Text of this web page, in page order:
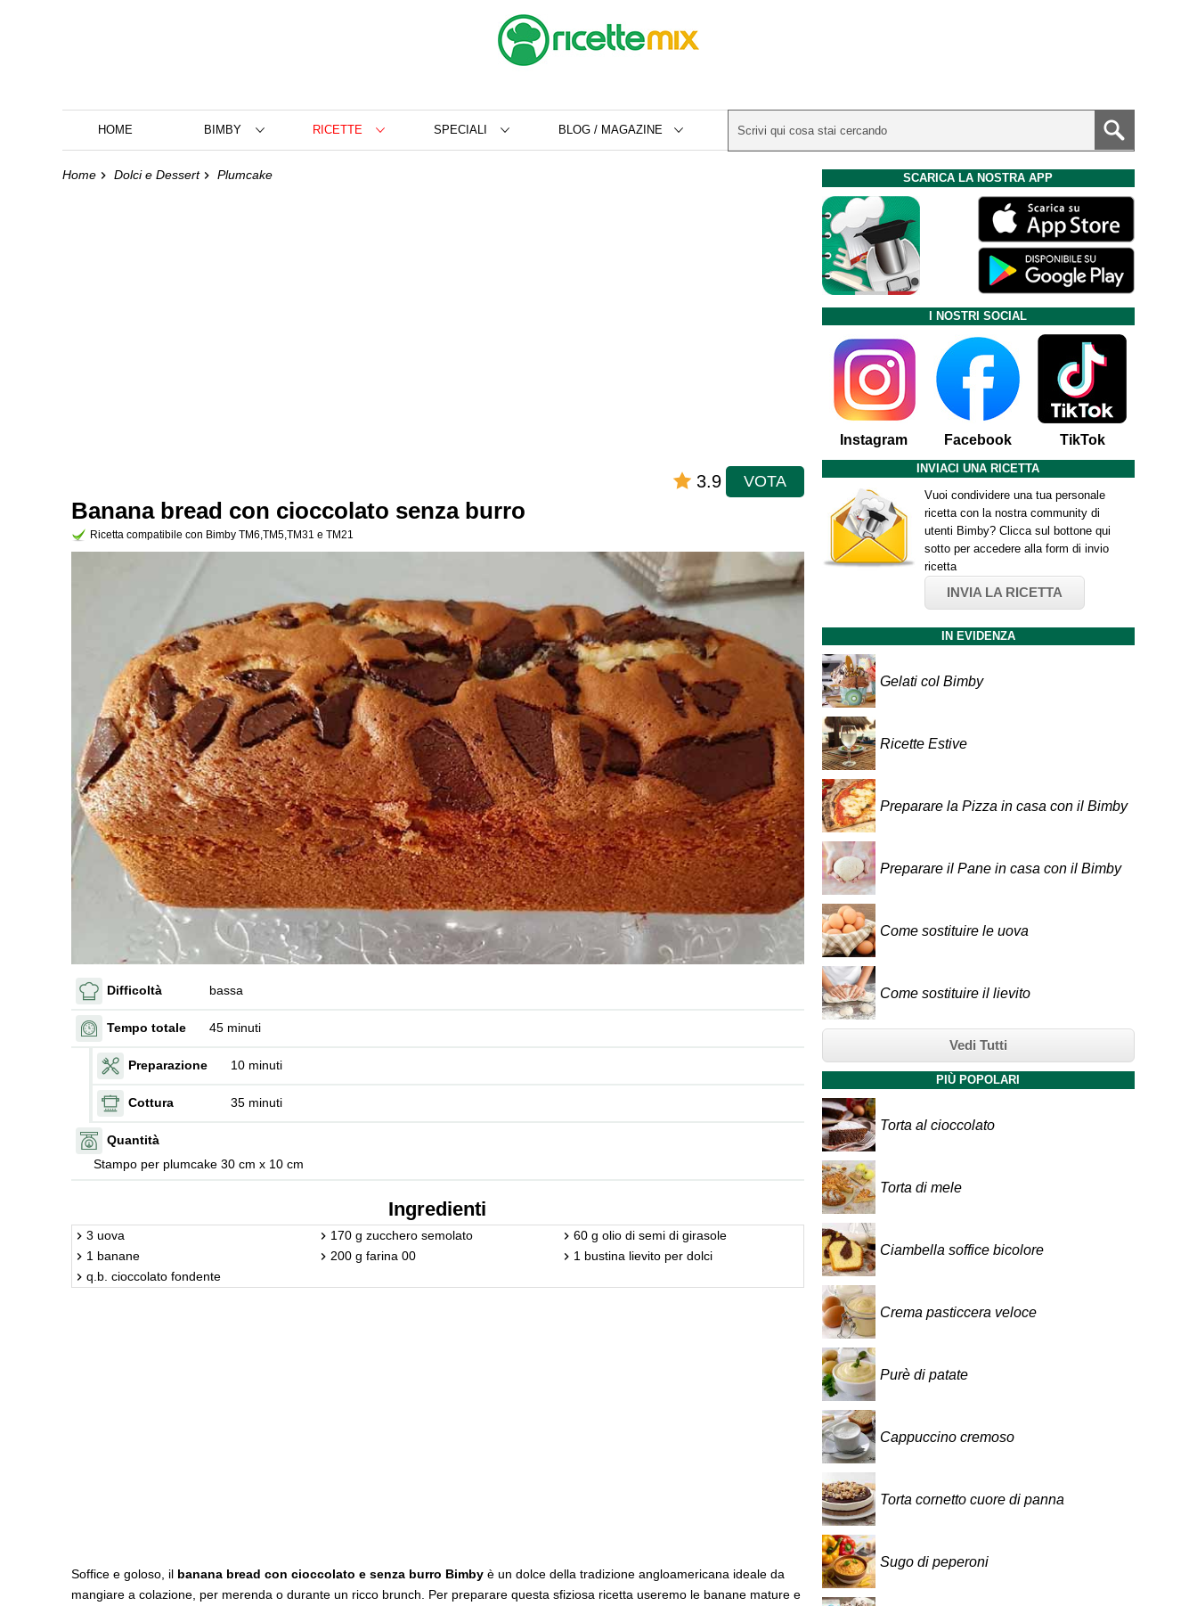
HOME BIMBY RICETTE SPECIALI BLOG / MAGAZINE
Home Dolci e Dessert Plumcake
3.9 VOTA
Banana bread con cioccolato senza burro
Ricetta compatibile con Bimby TM6,TM5,TM31 e TM21
Difficoltà bassa
Tempo totale 45 minuti
Preparazione 10 minuti
Cottura 35 minuti
Quantità
Stampo per plumcake 30 cm x 10 cm
Ingredienti
3 uova 170 g zucchero semolato
60 g olio di semi di girasole
1 banane
200 g farina 00
1 bustina lievito per dolci
q.b. cioccolato fondente
Soffice e goloso, il banana bread con cioccolato e senza burro Bimby è un dolce della tradizione angloamericana ideale da
mangiare a colazione, per merenda o durante un ricco brunch. Per preparare questa sfiziosa ricetta useremo le banane mature e
SCARICA LA NOSTRA APP
I NOSTRI SOCIAL
Instagram Facebook TikTok
INVIACI UNA RICETTA
Vuoi condividere una tua personale
ricetta con la nostra community di
utenti Bimby? Clicca sul bottone qui
sotto per accedere alla form di invio
ricetta
INVIA LA RICETTA
IN EVIDENZA
Gelati col Bimby
Ricette Estive
Preparare la Pizza in casa con il Bimby
Preparare il Pane in casa con il Bimby
Come sostituire le uova
Come sostituire il lievito
Vedi Tutti
PIÙ POPOLARI
Torta al cioccolato
Torta di mele
Ciambella soffice bicolore
Crema pasticcera veloce
Purè di patate
Cappuccino cremoso
Torta cornetto cuore di panna
Sugo di peperoni